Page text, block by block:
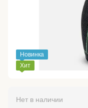
Новинка
Хит
Нет в наличии